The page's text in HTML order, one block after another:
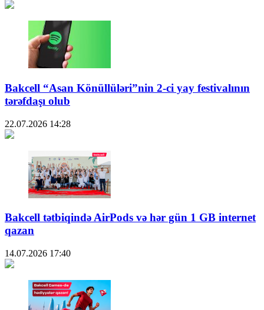
Bakcell “Asan Könüllüləri”nin 2-ci yay festivalının
tərəfdaşı olub
22.07.2026 14:28
Bakcell tətbiqində AirPods və hər gün 1 GB internet
qazan
14.07.2026 17:40